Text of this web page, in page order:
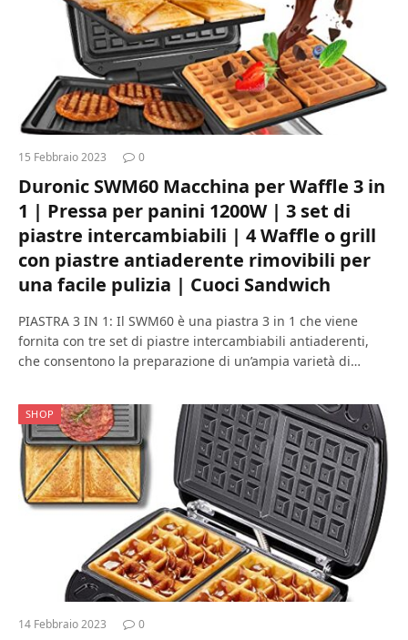
15 Febbraio 2023 0
Duronic SWM60 Macchina per Waffle 3 in
1 | Pressa per panini 1200W | 3 set di
piastre intercambiabili | 4 Waffle o grill
con piastre antiaderente rimovibili per
una facile pulizia | Cuoci Sandwich
PIASTRA 3 IN 1: Il SWM60 è una piastra 3 in 1 che viene
fornita con tre set di piastre intercambiabili antiaderenti,
che consentono la preparazione di un’ampia varietà di…
SHOP
14 Febbraio 2023 0